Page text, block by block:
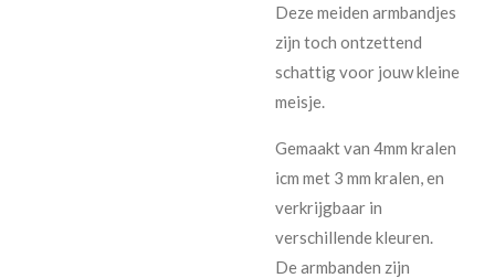
Deze meiden armbandjes
zijn toch ontzettend
schattig voor jouw kleine
meisje.
Gemaakt van 4mm kralen
icm met 3 mm kralen, en
verkrijgbaar in
verschillende kleuren.
De armbanden zijn